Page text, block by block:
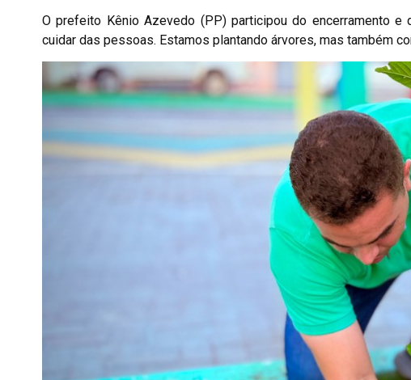
O prefeito Kênio Azevedo (PP) participou do encerramento e
cuidar das pessoas. Estamos plantando árvores, mas também